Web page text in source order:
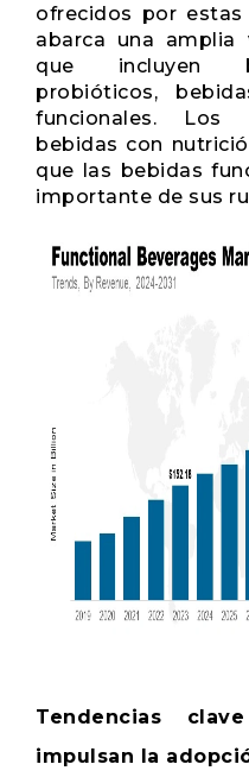
ofrecidos por
abarca una amplia
que incluyen
probióticos,
funcionales. Los
bebidas con
que las bebidas
importante de sus
Tendencias
impulsan la